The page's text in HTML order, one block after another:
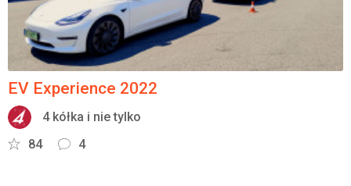
EV Experience 2022
4 kółka i nie tylko
84
4